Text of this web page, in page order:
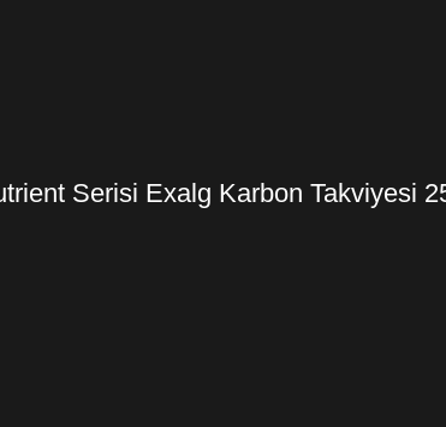
Serisi Exalg Karbon Takviyesi